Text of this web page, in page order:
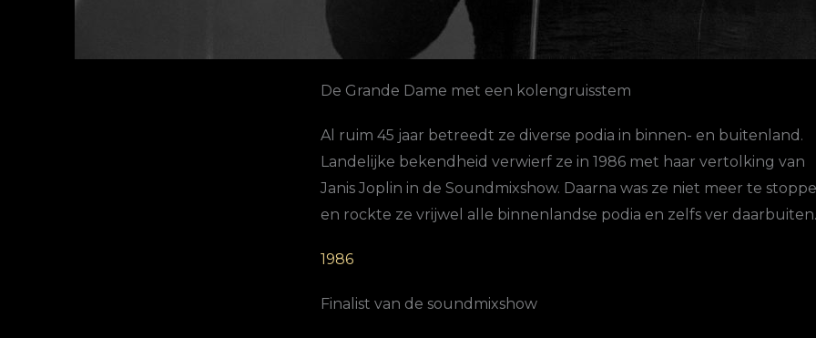
De Grande Dame met een kolengruisstem ​
Al ruim 45 jaar betreedt ze diverse podia in binnen- en buitenland.
Landelijke bekendheid verwierf ze in 1986 met haar vertolking van
Janis Joplin in de Soundmixshow. Daarna was ze niet meer te
en rockte ze vrijwel alle binnenlandse podia en zelfs ver daarbuiten.
1986
Finalist van de soundmixshow